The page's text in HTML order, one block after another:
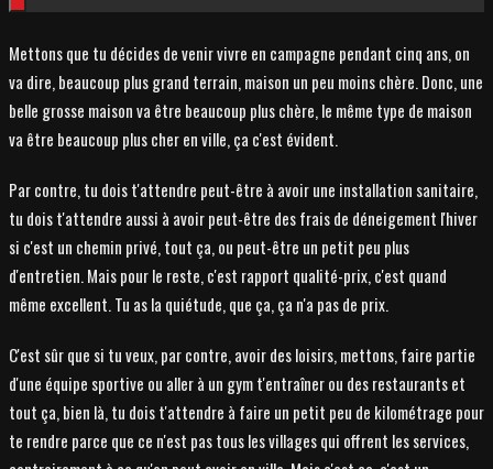
Mettons que tu décides de venir vivre en campagne pendant cinq ans, on
va dire, beaucoup plus grand terrain, maison un peu moins chère. Donc, une
belle grosse maison va être beaucoup plus chère, le même type de maison
va être beaucoup plus cher en ville, ça c'est évident.
Par contre, tu dois t'attendre peut-être à avoir une installation sanitaire,
tu dois t'attendre aussi à avoir peut-être des frais de déneigement l'hiver
si c'est un chemin privé, tout ça, ou peut-être un petit peu plus
d'entretien. Mais pour le reste, c'est rapport qualité-prix, c'est quand
même excellent. Tu as la quiétude, que ça, ça n'a pas de prix.
C'est sûr que si tu veux, par contre, avoir des loisirs, mettons, faire partie
d'une équipe sportive ou aller à un gym t'entraîner ou des restaurants et
tout ça, bien là, tu dois t'attendre à faire un petit peu de kilométrage pour
te rendre parce que ce n'est pas tous les villages qui offrent les services,